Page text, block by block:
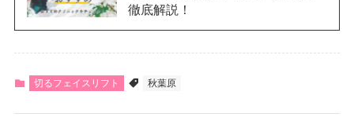
徹底解説！
切るフェイスリフト 秋葉原